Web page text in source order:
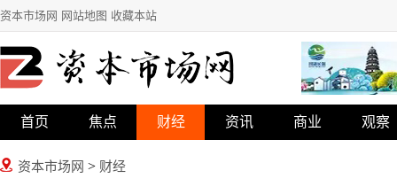
资本市场网 网站地图 收藏本站
首页 焦点 财经 资讯 商业 观察
资本市场网 > 财经